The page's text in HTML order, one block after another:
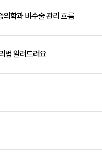
의학과 비수술 관리 흐름
법 알려드려요